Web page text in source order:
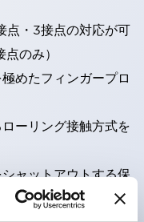
点・3接点の対応が可
のみ）
めたフィンガープロ
ーリング接触方式を
ャットアウトする保
ンスイッチは